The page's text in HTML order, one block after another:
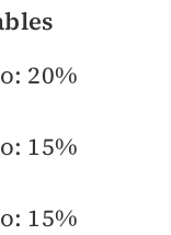
20%
15%
15%